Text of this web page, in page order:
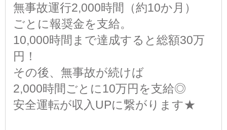
無事故運行2,000時間（約10か月）
ごとに報奨金を支給。
10,000時間まで達成すると総額30万
円！
その後、無事故が続けば
2,000時間ごとに10万円を支給◎
安全運転が収入UPに繋がります★